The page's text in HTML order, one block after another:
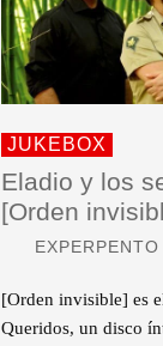
JUKEBOX
Eladio y los
[Orden
EXPERPENTO
[Orden invisible] es
Queridos, un disco